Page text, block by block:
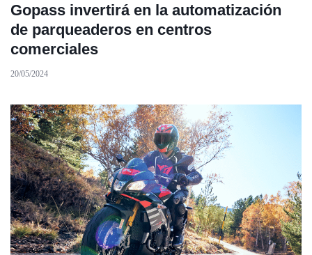
Gopass invertirá en la automatización
de parqueaderos en centros
comerciales
20/05/2024